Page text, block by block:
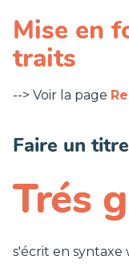
Mise en
traits
--> Voir la page
Faire un titre
Trés
s'écrit en syntaxe